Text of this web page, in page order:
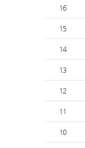
16
15
14
13
12
11
10